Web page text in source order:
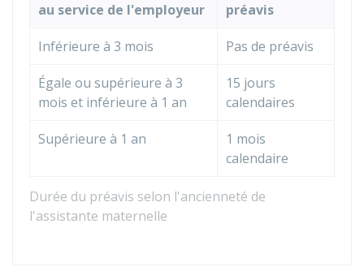
Durée du préavis selon l'ancienneté de
l'assistante maternelle
au service de l'employeur
préavis
Inférieure à 3 mois Pas de préavis
Égale ou supérieure à 3
mois et inférieure à 1 an
15 jours
calendaires
Supérieure à 1 an
1 mois
calendaire